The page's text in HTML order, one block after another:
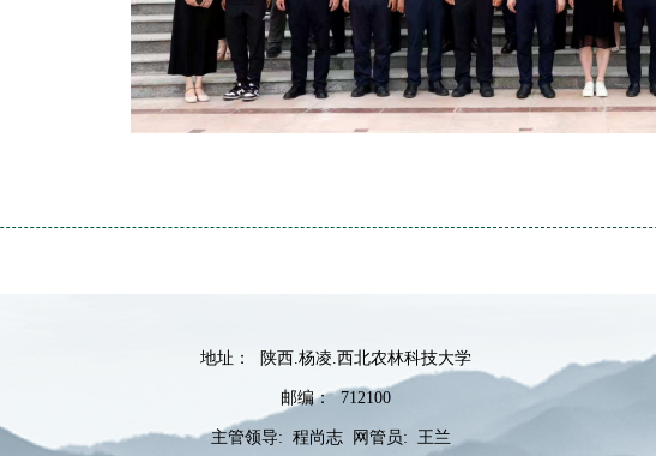
地址： 陕西.杨凌.西北农林科技大学
邮编： 712100
主管领导: 程尚志 网管员: 王兰